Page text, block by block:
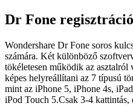
Dr Fone
Wondershare Dr Fone soros
számára. Két különböző
tökéletesen működik az
képes helyreállítani az 7 típusú
mint az iPhone 5, iPhone 4s,
iPod Touch 5.Csak 3-4 kattintás,